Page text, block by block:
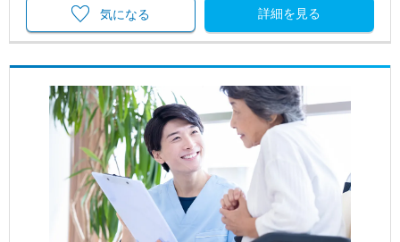
詳細を見る
気になる